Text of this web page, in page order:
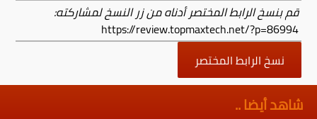
قم بنسخ الرابط المختصر أدناه من زر النسخ لمشاركته:
https://review.topmaxtech.net/?p=86994
نسخ الرابط المختصر
شاهد أيضا ..